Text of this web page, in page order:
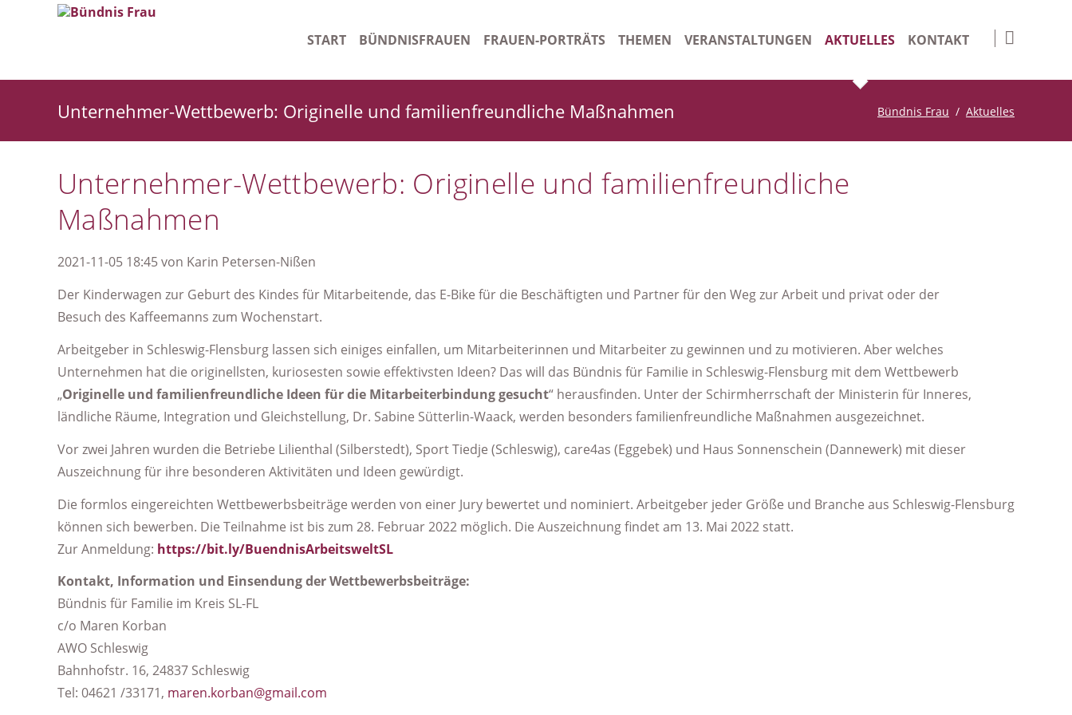
überspringen
START
Starke Frauen - Starkes Bündnis
BÜNDNISFRAUEN
Frauenhaus Schleswig
Gleichstellungsbeauftragte Amt Stapelholm/Kropp
Beauftragte für Chancengleichheit am Arbeitsmarkt SGB II
FRAU & BERUF - Flensburg
Arbeiterwohlfahrt (AWO) - Ortsverein Schleswig e.V.
Beauftragte für Chancengleichheit am Arbeitsmarkt SGB III
Gleichstellungsbeauftragte Kappeln
Frauenzentrum Schleswig e.V.
FRAUEN-PORTRÄTS THEMEN VERANSTALTUNGEN AKTUELLES KONTAKT
Unternehmer-Wettbewerb: Originelle und familienfreundliche Maßnahmen Bündnis Frau Aktuelles
Unternehmer-Wettbewerb: Originelle und familienfreundliche
Maßnahmen
2021-11-05 18:45von Karin Petersen-Nißen
Der Kinderwagen zur Geburt des Kindes für Mitarbeitende, das E-Bike für die Beschäftigten und Partner für den Weg zur Arbeit und privat oder der
Besuch des Kaffeemanns zum Wochenstart.
Arbeitgeber in Schleswig-Flensburg lassen sich einiges einfallen, um Mitarbeiterinnen und Mitarbeiter zu gewinnen und zu motivieren. Aber welches
Unternehmen hat die originellsten, kuriosesten sowie effektivsten Ideen? Das will das Bündnis für Familie in Schleswig-Flensburg mit dem Wettbewerb
„Originelle und familienfreundliche Ideen für die Mitarbeiterbindung gesucht“ herausfinden. Unter der Schirmherrschaft der Ministerin für Inneres,
ländliche Räume, Integration und Gleichstellung, Dr. Sabine Sütterlin-Waack, werden besonders familienfreundliche Maßnahmen ausgezeichnet.
Vor zwei Jahren wurden die Betriebe Lilienthal (Silberstedt), Sport Tiedje (Schleswig), care4as (Eggebek) und Haus Sonnenschein (Dannewerk) mit dieser
Auszeichnung für ihre besonderen Aktivitäten und Ideen gewürdigt.
Die formlos eingereichten Wettbewerbsbeiträge werden von einer Jury bewertet und nominiert. Arbeitgeber jeder Größe und Branche aus Schleswig-Flensburg
können sich bewerben. Die Teilnahme ist bis zum 28. Februar 2022 möglich. Die Auszeichnung findet am 13. Mai 2022 statt.
Zur Anmeldung: https://bit.ly/BuendnisArbeitsweltSL
Kontakt, Information und Einsendung der Wettbewerbsbeiträge:
Bündnis für Familie im Kreis SL-FL
c/o Maren Korban
AWO Schleswig
Bahnhofstr. 16, 24837 Schleswig
Tel: 04621 /33171, maren.korban@gmail.com